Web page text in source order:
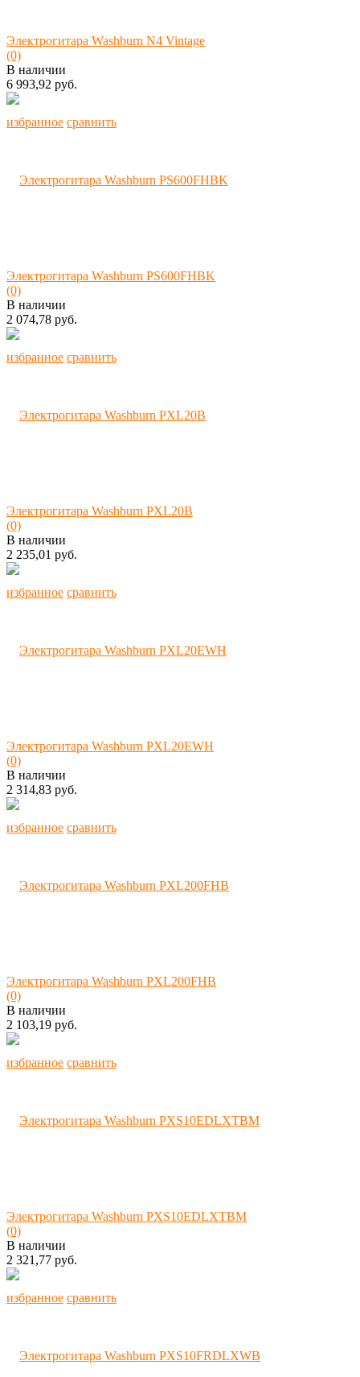
избранное сравнить
Электрогитара Washburn N4 Vintage
(0)
В наличии
6 993,92 руб.
избранное сравнить
Электрогитара Washburn PS600FHBK
(0)
В наличии
2 074,78 руб.
избранное сравнить
Электрогитара Washburn PXL20B
(0)
В наличии
2 235,01 руб.
избранное сравнить
Электрогитара Washburn PXL20EWH
(0)
В наличии
2 314,83 руб.
избранное сравнить
Электрогитара Washburn PXL200FHB
(0)
В наличии
2 103,19 руб.
избранное сравнить
Электрогитара Washburn PXS10EDLXTBM
(0)
В наличии
2 321,77 руб.